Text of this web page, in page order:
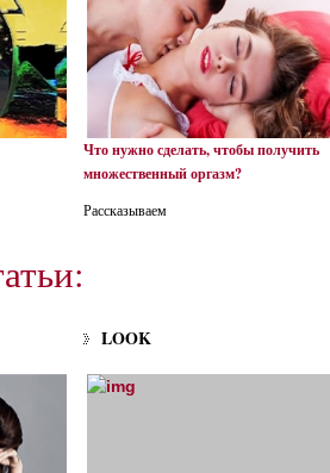
Что нужно сделать, чтобы получить
множественный оргазм?
Рассказываем
LOOK